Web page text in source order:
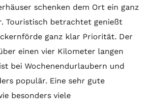
schenken dem Ort ein ganz
Touristisch betrachtet genießt
ganz klar Priorität. Der
einen vier Kilometer langen
bei Wochenendurlaubern und
populär. Eine sehr gute
besonders viele